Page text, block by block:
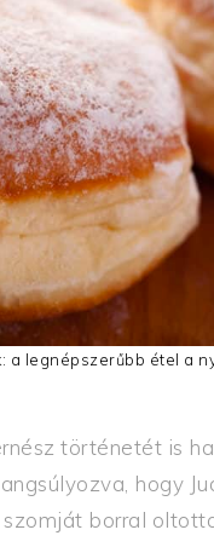
a legnépszerűbb étel a
történetét is
hogy
borral